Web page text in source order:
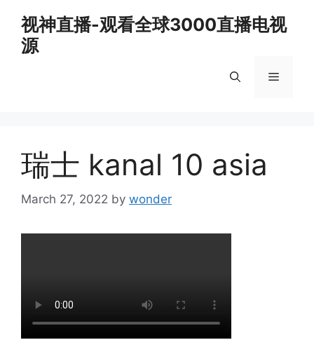
content
视神直播-观看全球3000直播电视
源
Menu
瑞士 kanal 10 asia
March 27, 2022 by wonder